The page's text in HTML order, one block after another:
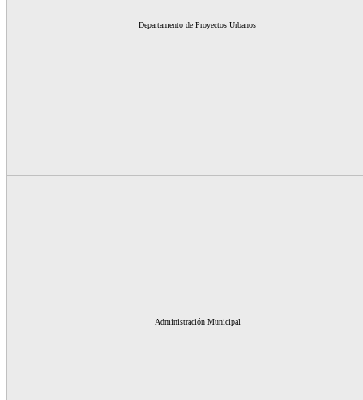
Departamento de Proyectos Urbanos
Administración Municipal